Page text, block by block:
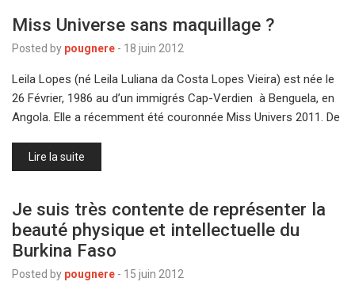
Miss Universe sans maquillage ?
Posted by pougnere - 18 juin 2012
Leila Lopes (né Leila Luliana da Costa Lopes Vieira) est née le
26 Février, 1986 au d’un immigrés Cap-Verdien à Benguela, en
Angola. Elle a récemment été couronnée Miss Univers 2011. De
Lire la suite
Je suis très contente de représenter la
beauté physique et intellectuelle du
Burkina Faso
Posted by pougnere - 15 juin 2012